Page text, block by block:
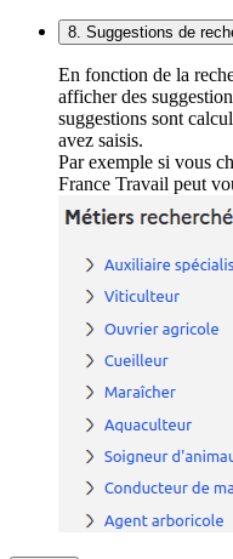
8. Suggestions de
En fonction de la
afficher des
suggestions sont
avez saisis.
Par exemple si vous
France Travail peut